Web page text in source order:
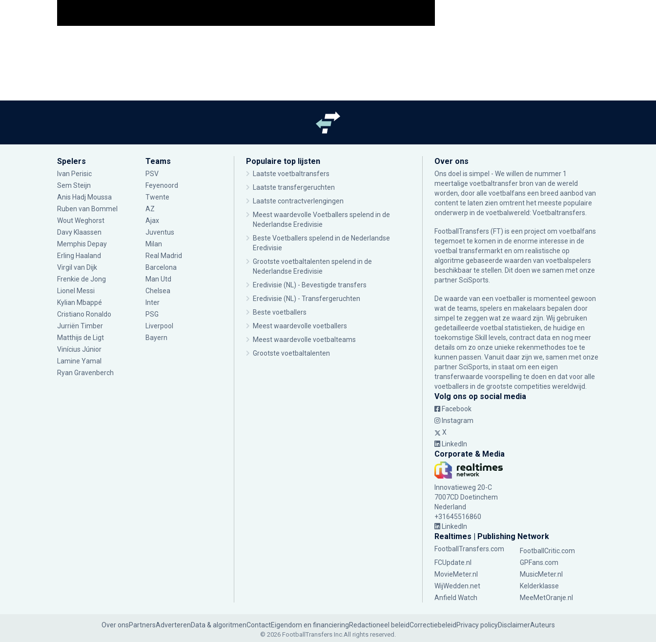
Spelers
Ivan Perisic
Sem Steijn
Anis Hadj Moussa
Ruben van Bommel
Wout Weghorst
Davy Klaassen
Memphis Depay
Erling Haaland
Virgil van Dijk
Frenkie de Jong
Lionel Messi
Kylian Mbappé
Cristiano Ronaldo
Jurriën Timber
Matthijs de Ligt
Vinícius Júnior
Lamine Yamal
Ryan Gravenberch
Teams
PSV
Feyenoord
Twente
AZ
Ajax
Juventus
Milan
Real Madrid
Barcelona
Man Utd
Chelsea
Inter
PSG
Liverpool
Bayern
Populaire top lijsten
Laatste voetbaltransfers
Laatste transfergeruchten
Laatste contractverlengingen
Meest waardevolle Voetballers spelend in de
Nederlandse Eredivisie
Beste Voetballers spelend in de Nederlandse
Eredivisie
Grootste voetbaltalenten spelend in de
Nederlandse Eredivisie
Eredivisie (NL) - Bevestigde transfers
Eredivisie (NL) - Transfergeruchten
Beste voetballers
Meest waardevolle voetballers
Meest waardevolle voetbalteams
Grootste voetbaltalenten
Over ons
Ons doel is simpel - We willen de nummer 1
meertalige voetbaltransfer bron van de wereld
worden, door alle voetbalfans een breed aanbod van
content te laten zien omtrent het meeste populaire
onderwerp in de voetbalwereld: Voetbaltransfers.
FootballTransfers (FT) is een project om voetbalfans
tegemoet te komen in de enorme interesse in de
voetbal transfermarkt en om realistische op
algoritme gebaseerde waarden van voetbalspelers
beschikbaar te stellen. Dit doen we samen met onze
partnerSciSports
De waarde van een voetballer is momenteel gewoon
wat de teams, spelers en makelaars bepalen door
simpel te zeggen wat ze waard zijn. Wij gebruiken
gedetailleerde voetbal statistieken, de huidige en
toekomstige Skill levels, contract data en nog meer
details om zo onze unieke rekenmethodes toe te
kunnen passen. Vanuit daar zijn we, samen met onze
partner SciSports, in staat om een eigen
transferwaarde voorspelling te doen en dat voor alle
voetballers in de grootste competities wereldwijd.
Volg ons op social media
Facebook
Instagram
X
LinkedIn
Corporate & Media
Innovatieweg 20-C
7007CD Doetinchem
Nederland
+31645516860
LinkedIn
Realtimes | Publishing Network
FootballTransfers.com
FootballCritic.com
FCUpdate.nl
GPFans.com
MovieMeter.nl
MusicMeter.nl
WijWedden.net
Kelderklasse
Anfield Watch
MeeMetOranje.nl
Over onsPartnersAdverterenData & algoritmenContactEigendom en financieringRedactioneel beleidCorrectiebeleid Privacy policyDisclaimerAuteurs
© 2026 FootballTransfers Inc.All rights reserved.